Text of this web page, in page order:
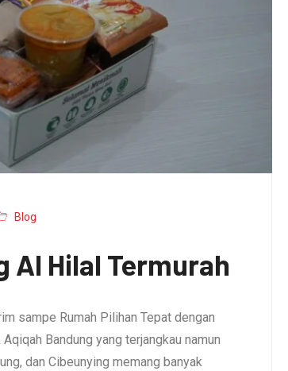
Blog
Al Hilal Termurah
sampe Rumah Pilihan Tepat dengan
Bandung yang terjangkau namun
dan Cibeunying memang banyak